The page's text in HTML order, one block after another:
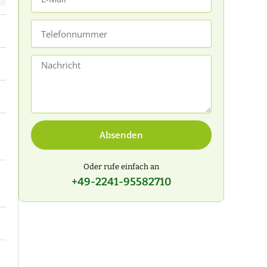
Mail
Nachricht
Absenden
Oder rufe einfach an
+49-2241-95582710